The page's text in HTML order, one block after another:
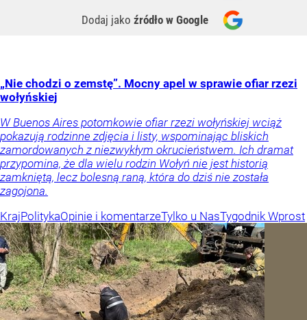
Dodaj jako źródło w Google
„Nie chodzi o zemstę”. Mocny apel w sprawie ofiar rzezi
wołyńskiej
W Buenos Aires potomkowie ofiar rzezi wołyńskiej wciąż
pokazują rodzinne zdjęcia i listy, wspominając bliskich
zamordowanych z niezwykłym okrucieństwem. Ich dramat
przypomina, że dla wielu rodzin Wołyń nie jest historią
zamkniętą, lecz bolesną raną, która do dziś nie została
zagojona.
KrajPolitykaOpinie i komentarzeTylko u NasTygodnik Wprost